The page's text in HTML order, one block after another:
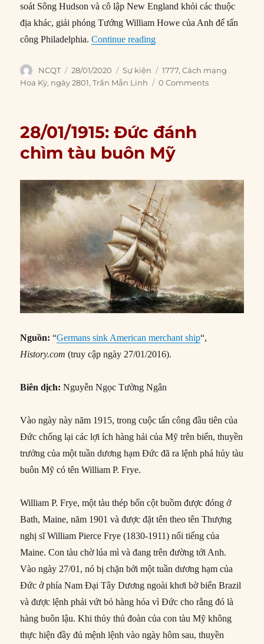
soát Sông Hudson và cô lập New England khỏi các thuộc
địa khác, giải phóng Tướng William Howe của Anh để tấn
công Philadelphia. Continue reading“28/01/1777: Anh lên kế
Author
NCQT
Posted
on
28/01/2020 Categories
Sự kiện Tags
1777,Cách mạng
Hoa Kỳ, ngày 2801,Trần Mẫn Linh 0 Comments
28/01/1915: Đức đánh
chìm tàu buôn Mỹ
Nguồn: “Germans sink American merchant ship“,
History.com (truy cập ngày 27/01/2016).
Biên dịch: Nguyễn Ngọc Tường Ngân
Vào ngày này năm 1915, trong cuộc tấn công đầu tiên của
Đức chống lại các lợi ích hàng hải của Mỹ trên biển, thuyền
trưởng của một tuần dương hạm Đức đã ra lệnh phá hủy tàu
buôn Mỹ có tên William P. Frye.
William P. Frye, một tàu thép bốn cột buồm được đóng ở
Bath, Maine, năm 1901 và được đặt tên theo tên Thượng
nghị sĩ William Pierce Frye (1830-1911) nổi tiếng của
Maine. Con tàu chờ lúa mì và đang trên đường tới Anh.
Vào ngày 27/01, nó bị chặn bởi một tuần dương hạm của
Đức ở phía Nam Đại Tây Dương ngoài khơi bờ biển Brazil
và được lệnh phải vứt bỏ hàng hóa vì Đức cho rằng đó là
hàng buôn lậu. Khi thủy thủ đoàn của con tàu Mỹ không
thực hiện đầy đủ mệnh lệnh vào ngày hôm sau, thuyền